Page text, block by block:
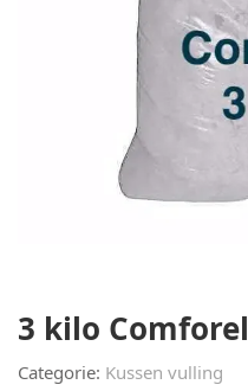
3 kilo Comforel
Categorie: Kussen vulling